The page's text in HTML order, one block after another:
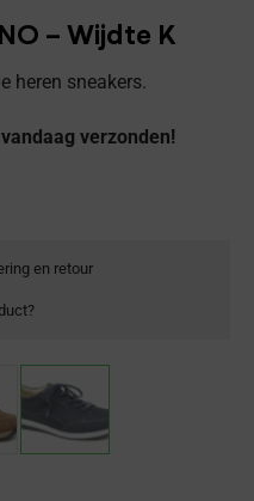
– Wijdte K
heren sneakers.
verzonden!
en retour